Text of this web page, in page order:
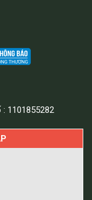
1101855282